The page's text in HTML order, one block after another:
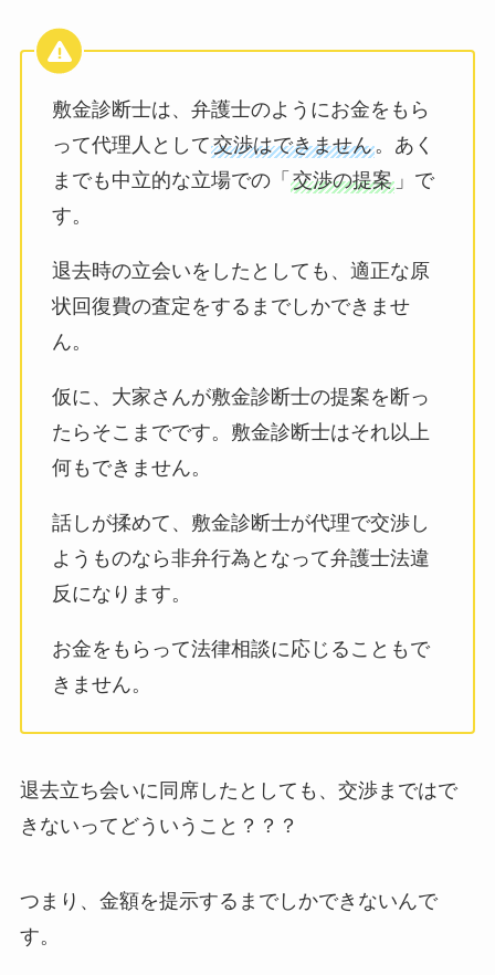
敷金診断士は、弁護士のようにお金をもら
って代理人として交渉はできません。あく
までも中立的な立場での「 交渉の提案」で
す。
退去時の立会いをしたとしても、適正な原
状回復費の査定をするまでしかできませ
ん。
仮に、大家さんが敷金診断士の提案を断っ
たらそこまでです。敷金診断士はそれ以上
何もできません。
話しが揉めて、敷金診断士が代理で交渉し
ようものなら非弁行為となって弁護士法違
反になります。
お金をもらって法律相談に応じることもで
きません。
退去立ち会いに同席したとしても、交渉まではで
きないってどういうこと？？？
つまり、金額を提示するまでしかできないんで
す。